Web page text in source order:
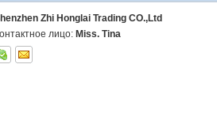
Zhi Honglai Trading CO.,Ltd
лицо: Miss. Tina